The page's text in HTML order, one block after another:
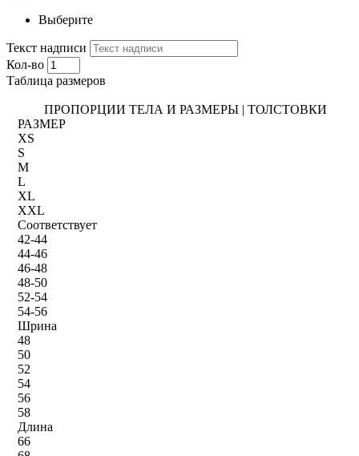
Выберите
Текст надписи
Кол-во
Таблица размеров
ПРОПОРЦИИ ТЕЛА И РАЗМЕРЫ | ТОЛСТОВКИ
РАЗМЕР
XS
S
M
L
XL
XXL
Соответствует
42-44
44-46
46-48
48-50
52-54
54-56
Шрина
48
50
52
54
56
58
Длина
66